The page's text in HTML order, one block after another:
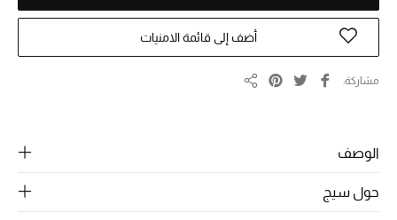
أحذية النسائية
الأطفال
مستلزمات المنزل
أضف إلى قائمة الامنيات
مشاركة
الوصف
حول سيج